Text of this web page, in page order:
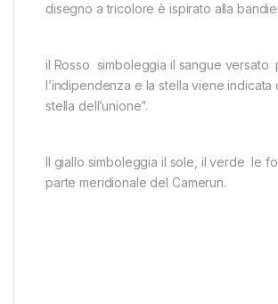
disegno a tricolore è ispirato alla
il Rosso simboleggia il sangue versato
l’indipendenza e la stella viene indicata
stella dell’unione”.
Il giallo simboleggia il sole, il verde le
parte meridionale del Camerun.